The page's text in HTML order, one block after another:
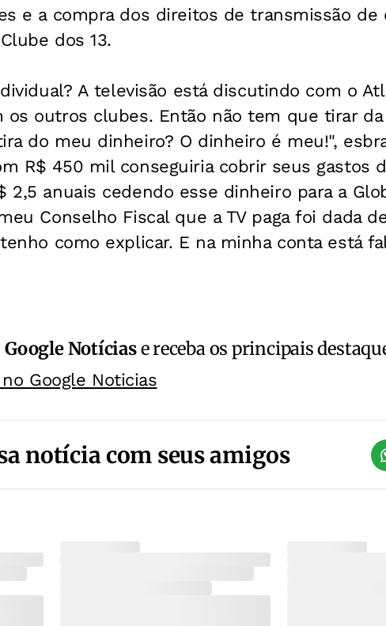
e a compra dos direitos de transmissão de
dos 13.
A televisão está discutindo com o
os outros clubes. Então não tem que tirar
do meu dinheiro? O dinheiro é meu!",
R$ 450 mil conseguiria cobrir seus gastos
2,5 anuais cedendo esse dinheiro para a
Conselho Fiscal que a TV paga foi dada
como explicar. E na minha conta está
Google Notíciase receba os principais
no Google Noticias
notícia com seus amigos